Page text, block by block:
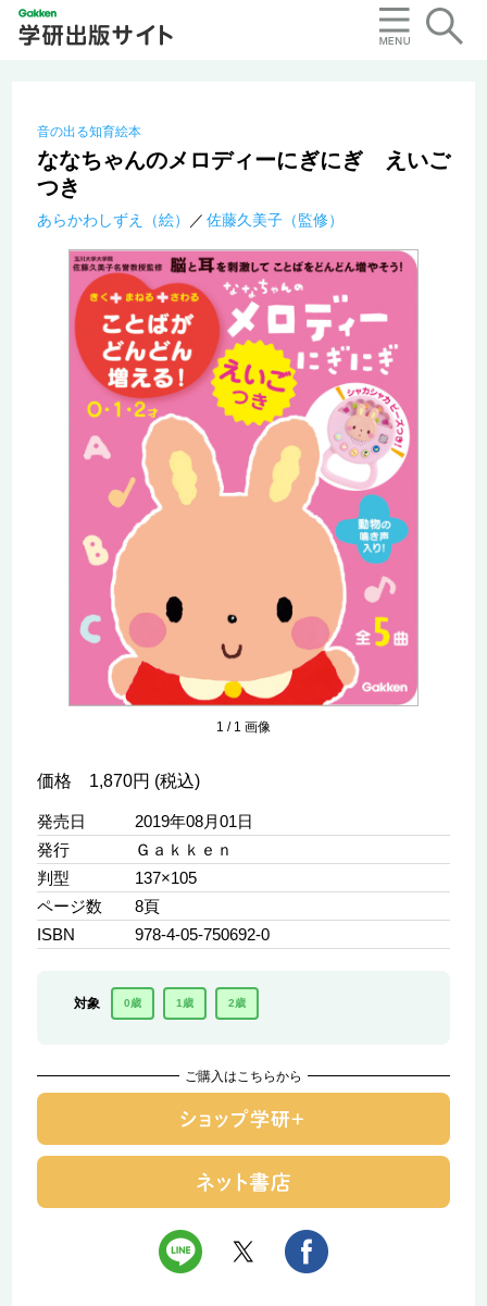
音の出る知育絵本
ななちゃんのメロディーにぎにぎ えいご
つき
あらかわしずえ（絵） 佐藤久美子（監修）
1 / 1 画像
価格 1,870円 (税込)
発売日
2019年08月01日
発行
Ｇａｋｋｅｎ
判型
137×105
ページ数
8頁
ISBN
978-4-05-750692-0
対象 0歳 1歳 2歳
ご購入はこちらから